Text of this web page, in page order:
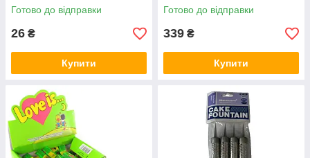
Готово до відправки
26 ₴
Купити
Готово до відправки
339 ₴
Купити